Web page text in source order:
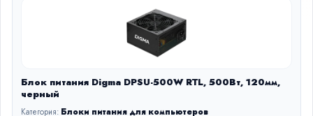
Блок питания Digma DPSU-500W RTL, 500Вт, 120мм,
черный
Категория: Блоки питания для компьютеров